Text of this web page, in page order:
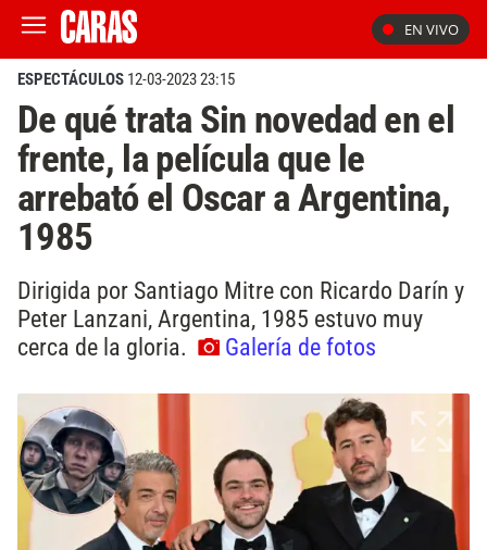
EN VIVO
ESPECTÁCULOS 12-03-2023 23:15
De qué trata Sin novedad en el
frente, la película que le
arrebató el Oscar a Argentina,
1985
Dirigida por Santiago Mitre con Ricardo Darín y
Peter Lanzani, Argentina, 1985 estuvo muy
cerca de la gloria.
Galería de fotos